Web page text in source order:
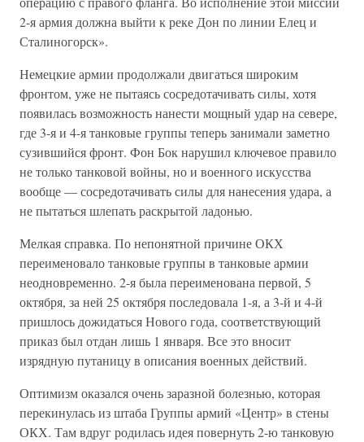
2-я армия должна выйти к реке Дон по линии Елец и
Сталиногорск».
Немецкие армии продолжали двигаться широким
фронтом, уже не пытаясь сосредотачивать силы, хотя
появилась возможность нанести мощный удар на севере,
где 3-я и 4-я танковые группы теперь занимали заметно
сузившийся фронт. Фон Бок нарушил ключевое правило
не только танковой войны, но и военного искусства
вообще — сосредотачивать силы для нанесения удара, а
не пытаться шлепать раскрытой ладонью.
Мелкая справка. По непонятной причине ОКХ
переименовало танковые группы в танковые армии
неодновременно. 2-я была переименована первой, 5
октября, за ней 25 октября последовала 1-я, а 3-й и 4-й
пришлось дожидаться Нового года, соответствующий
приказ был отдан лишь 1 января. Все это вносит
изрядную путаницу в описания военных действий.
Оптимизм оказался очень заразной болезнью, которая
перекинулась из штаба Группы армий «Центр» в стены
ОКХ. Там вдруг родилась идея повернуть 2-ю танковую